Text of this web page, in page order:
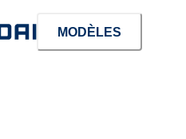
MODÈLES